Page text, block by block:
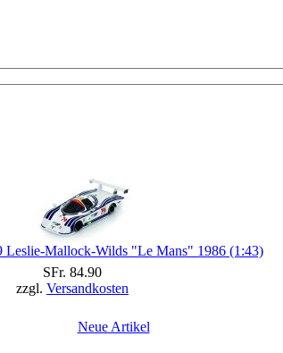
Leslie-Mallock-Wilds "Le Mans" 1986 (1:43)
SFr. 84.90
zzgl. Versandkosten
Neue Artikel